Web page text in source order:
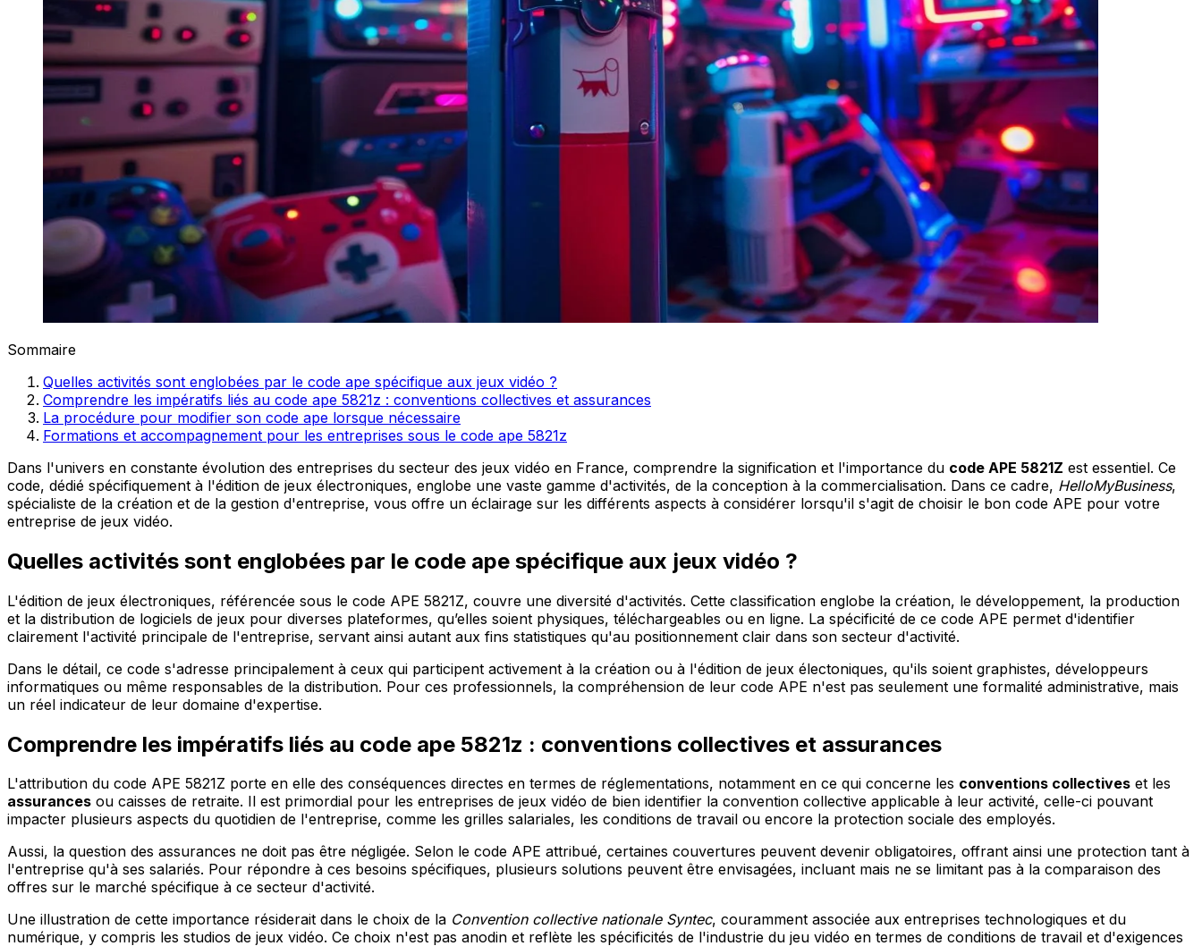
Sommaire
Quelles activités sont englobées par le code ape spécifique aux jeux vidéo ?
Comprendre les impératifs liés au code ape 5821z : conventions collectives et assurances
La procédure pour modifier son code ape lorsque nécessaire
Formations et accompagnement pour les entreprises sous le code ape 5821z
Dans l'univers en constante évolution des entreprises du secteur des jeux vidéo en France, comprendre la signification et l'importance du code APE 5821Z est essentiel. Ce
code, dédié spécifiquement à l'édition de jeux électroniques, englobe une vaste gamme d'activités, de la conception à la commercialisation. Dans ce cadre, HelloMyBusiness,
spécialiste de la création et de la gestion d'entreprise, vous offre un éclairage sur les différents aspects à considérer lorsqu'il s'agit de choisir le bon code APE pour votre
entreprise de jeux vidéo.
Quelles activités sont englobées par le code ape spécifique aux jeux vidéo ?
L'édition de jeux électroniques, référencée sous le code APE 5821Z, couvre une diversité d'activités. Cette classification englobe la création, le développement, la production
et la distribution de logiciels de jeux pour diverses plateformes, qu’elles soient physiques, téléchargeables ou en ligne. La spécificité de ce code APE permet d'identifier
clairement l'activité principale de l'entreprise, servant ainsi autant aux fins statistiques qu'au positionnement clair dans son secteur d'activité.
Dans le détail, ce code s'adresse principalement à ceux qui participent activement à la création ou à l'édition de jeux électoniques, qu'ils soient graphistes, développeurs
informatiques ou même responsables de la distribution. Pour ces professionnels, la compréhension de leur code APE n'est pas seulement une formalité administrative, mais
un réel indicateur de leur domaine d'expertise.
Comprendre les impératifs liés au code ape 5821z : conventions collectives et assurances
L'attribution du code APE 5821Z porte en elle des conséquences directes en termes de réglementations, notamment en ce qui concerne les conventions collectives et les
assurances ou caisses de retraite. Il est primordial pour les entreprises de jeux vidéo de bien identifier la convention collective applicable à leur activité, celle-ci pouvant
impacter plusieurs aspects du quotidien de l'entreprise, comme les grilles salariales, les conditions de travail ou encore la protection sociale des employés.
Aussi, la question des assurances ne doit pas être négligée. Selon le code APE attribué, certaines couvertures peuvent devenir obligatoires, offrant ainsi une protection tant à
l'entreprise qu'à ses salariés. Pour répondre à ces besoins spécifiques, plusieurs solutions peuvent être envisagées, incluant mais ne se limitant pas à la comparaison des
offres sur le marché spécifique à ce secteur d'activité.
Une illustration de cette importance résiderait dans le choix de la Convention collective nationale Syntec, couramment associée aux entreprises technologiques et du
numérique, y compris les studios de jeux vidéo. Ce choix n'est pas anodin et reflète les spécificités de l'industrie du jeu vidéo en termes de conditions de travail et d'exigences